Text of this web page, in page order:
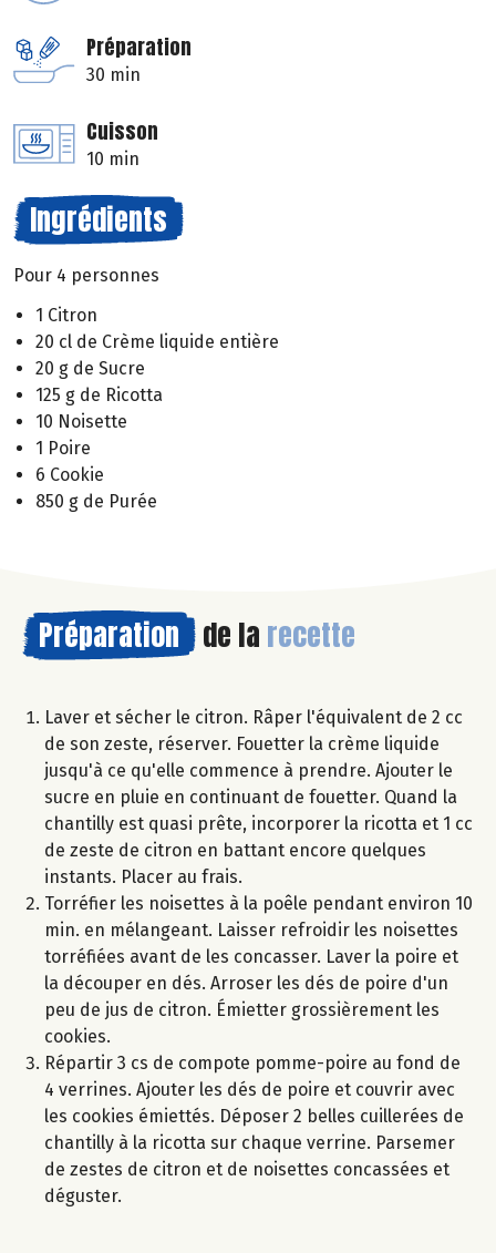
Préparation
30 min
Cuisson
10 min
Ingrédients
Pour 4 personnes
1 Citron
20 cl de Crème liquide entière
20 g de Sucre
125 g de Ricotta
10 Noisette
1 Poire
6 Cookie
850 g de Purée
Préparation de la recette
Laver et sécher le citron. Râper l'équivalent de 2 cc
de son zeste, réserver. Fouetter la crème liquide
jusqu'à ce qu'elle commence à prendre. Ajouter le
sucre en pluie en continuant de fouetter. Quand la
chantilly est quasi prête, incorporer la ricotta et 1 cc
de zeste de citron en battant encore quelques
instants. Placer au frais.
Torréfier les noisettes à la poêle pendant environ 10
min. en mélangeant. Laisser refroidir les noisettes
torréfiées avant de les concasser. Laver la poire et
la découper en dés. Arroser les dés de poire d'un
peu de jus de citron. Émietter grossièrement les
cookies.
Répartir 3 cs de compote pomme-poire au fond de
4 verrines. Ajouter les dés de poire et couvrir avec
les cookies émiettés. Déposer 2 belles cuillerées de
chantilly à la ricotta sur chaque verrine. Parsemer
de zestes de citron et de noisettes concassées et
déguster.